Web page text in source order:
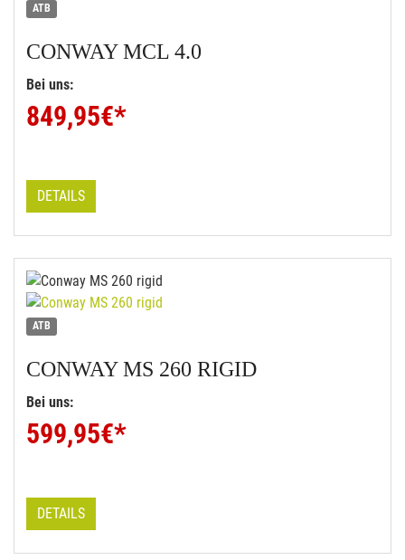
ATB
CONWAYMCL 4.0
Bei uns:
849,95€*
DETAILS
ATB
CONWAYMS 260 RIGID
Bei uns:
599,95€*
DETAILS